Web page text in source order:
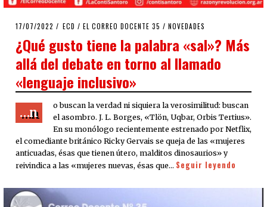
POSTED
17/07/2022 17/07/2022
ECD / EL CORREO DOCENTE 35 / NOVEDADES
¿Qué gusto tiene la palabra «sal»? Más
allá del debate en torno al llamado
«lenguaje inclusivo»
…n
o buscan la verdad ni siquiera la verosimilitud: buscan
el asombro. J. L. Borges, «Tlön, Uqbar, Orbis Tertius».
En su monólogo recientemente estrenado por Netflix,
el comediante británico Ricky Gervais se queja de las «mujeres
anticuadas, ésas que tienen útero, malditos dinosaurios» y
reivindica a las «mujeres nuevas, ésas que… Seguir leyendo